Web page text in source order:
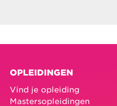
OPLEIDINGEN
Vind je opleiding
Mastersopleidingen